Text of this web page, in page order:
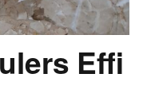
Effi